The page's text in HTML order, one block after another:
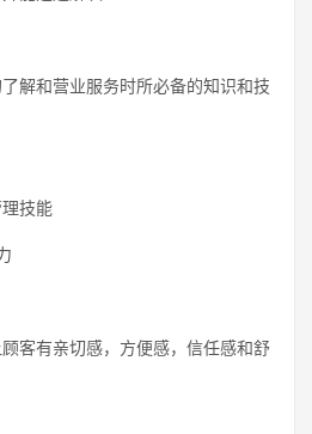
解和营业服务时所必备的知识和技
技能
客有亲切感，方便感，信任感和舒